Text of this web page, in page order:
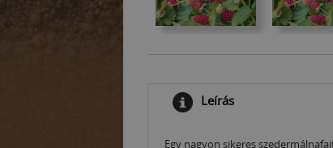
Leírás
Egy nagyon sikeres